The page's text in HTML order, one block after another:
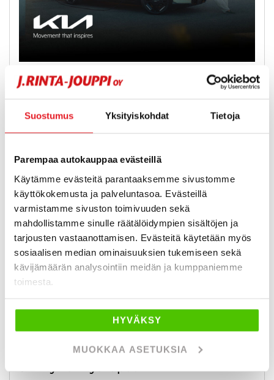
Suostumus Yksityiskohdat Tietoja
Parempaa autokauppaa evästeillä
Käytämme evästeitä parantaaksemme sivustomme
käyttökokemusta ja palveluntasoa. Evästeillä
varmistamme sivuston toimivuuden sekä
mahdollistamme sinulle räätälöidympien sisältöjen ja
tarjousten vastaanottamisen. Evästeitä käytetään myös
sosiaalisen median ominaisuuksien tukemiseen sekä
kävijämäärän analysointiin meidän ja kumppaniemme
toimesta.
HYVÄKSY
MUOKKAA ASETUKSIA
Koko Kia-mallisto 1,99 % + kulut
Kiinteä korko 1,99 % + kulut. Vain rajoitetun ajan.